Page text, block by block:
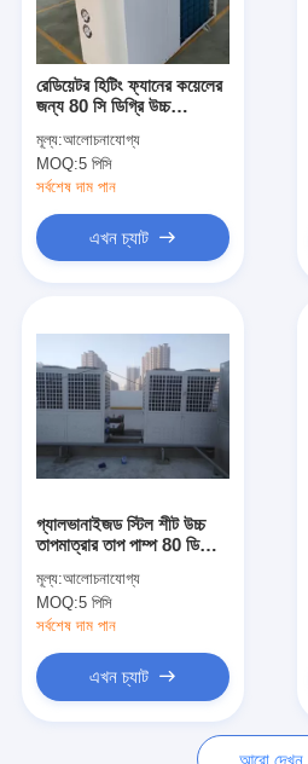
পণ্য
ভিডিও
VR প্রদর্শন
কারখানা ভ্রমণ
মান নিয়ন্ত্রণ
আমাদের সাথে যোগাযোগ করুন
রেডিয়েটর হিটিং ফ্যানের কয়েলের
জন্য 80 সি ডিগ্রি উচ্চ
মূল্য:আলোচনাযোগ্য
MOQ:5 পিসি
সর্বশেষ দাম পান
এখন চ্যাট
গ্যালভানাইজড স্টিল শীট উচ্চ
তাপমাত্রার তাপ পাম্প 80 ডিগ্রি
মূল্য:আলোচনাযোগ্য
MOQ:5 পিসি
সর্বশেষ দাম পান
এখন চ্যাট